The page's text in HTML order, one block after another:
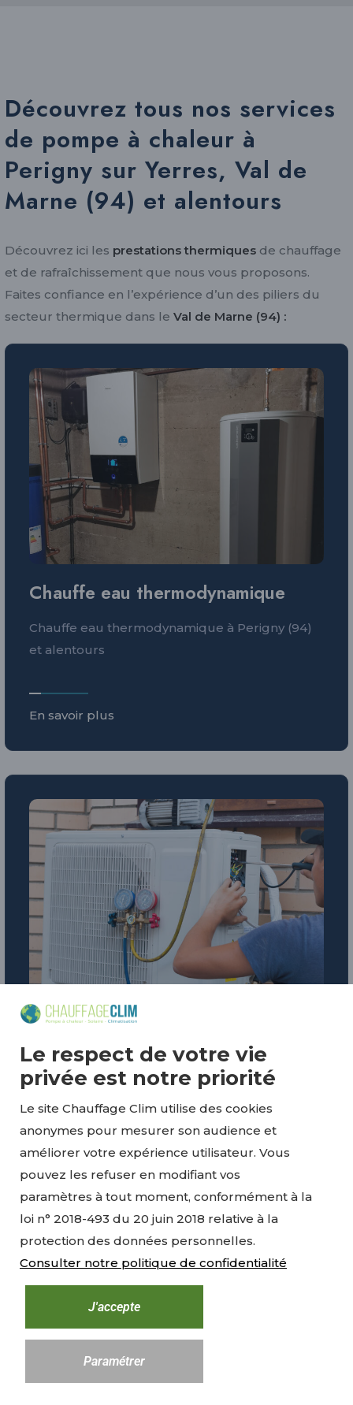
Découvrez tous nos services
de pompe à chaleur à
Perigny sur Yerres, Val de
Marne (94) et alentours
Découvrez ici les prestations thermiques de chauffage
et de rafraîchissement que nous vous proposons.
Faites confiance en l’expérience d’un des piliers du
secteur thermique dans leVal de Marne (94) :
Chauffe eau thermodynamique
Chauffe eau thermodynamique à Perigny (94)
et alentours
En savoir plus
Pompe à chaleur air air
Pompe à chaleur air air et climatisation
réversible
En savoir plus
Le respect de votre vie
privée est notre priorité
Le site Chauffage Clim utilise des cookies
anonymes pour mesurer son audience et
améliorer votre expérience utilisateur. Vous
pouvez les refuser en modifiant vos
paramètres à tout moment, conformément à la
loi n° 2018-493 du 20 juin 2018 relative à la
protection des données personnelles.
Consulter notre politique de confidentialité
J'accepte
Paramétrer